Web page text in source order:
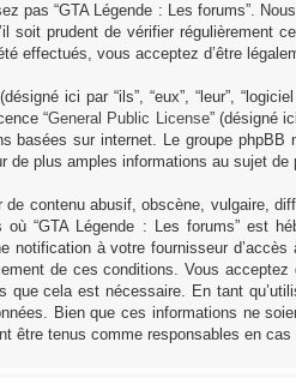
pas “GTA Légende : Les forums”.
soit prudent de vérifier régulièrement
effectués, vous acceptez d’être
ici par “ils”, “eux”, “leur”,
“General Public License” (désigné
basées sur internet. Le groupe phpBB
de plus amples informations au sujet
contenu abusif, obscène, vulgaire,
“GTA Légende : Les forums” est
notification à votre fournisseur
de ces conditions. Vous
que cela est nécessaire. En tant
Bien que ces informations ne
être tenus comme responsables en